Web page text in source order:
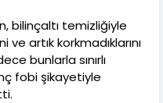
bilinçaltı temizliğiyle
artık korkmadıklarını
bunlarla sınırlı
fobi şikayetiyle